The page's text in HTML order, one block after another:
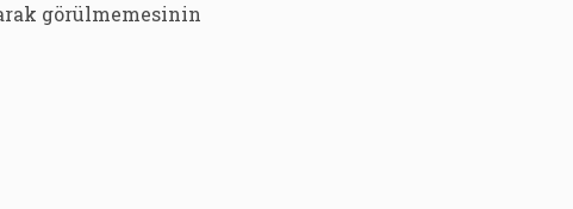
görülmemesinin